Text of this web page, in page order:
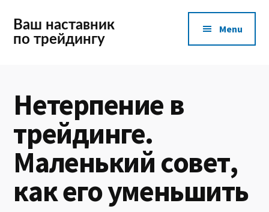
main
Additional
menu
Ваш наставник
по трейдингу
Menu
Нетерпение в
трейдинге.
Маленький совет,
как его уменьшить